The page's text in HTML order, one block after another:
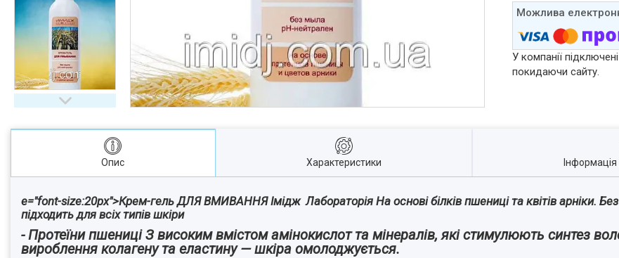
У компанії
покидаючи сайту.
Опис Характеристики
e="font-size:20px">Крем-гель ДЛЯ ВМИВАННЯ Імідж Лабораторія На основі білків пшениці та квітів арніки.
підходить для всіх типів шкіри
- Протеїни пшениці З високим вмістом амінокислот та мінералів, які стимулюють синтез
вироблення колагену та еластину — шкіра омолоджується.